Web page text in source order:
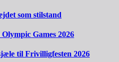
som stilstand
Games 2026
til Frivilligfesten 2026